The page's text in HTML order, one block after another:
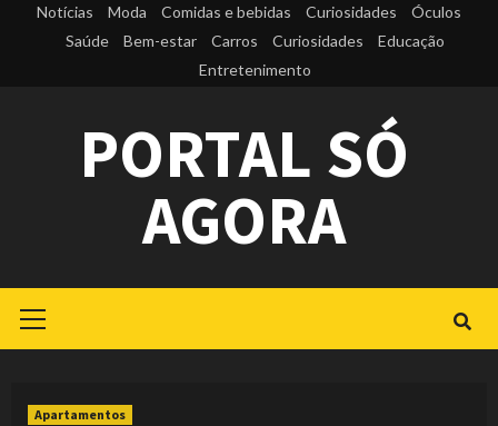
Notícias Moda Comidas e bebidas Curiosidades
Óculos
Saúde
Bem-estar Carros Curiosidades
Educação
Entretenimento
PORTAL SÓ
AGORA
Menu
Apartamentos